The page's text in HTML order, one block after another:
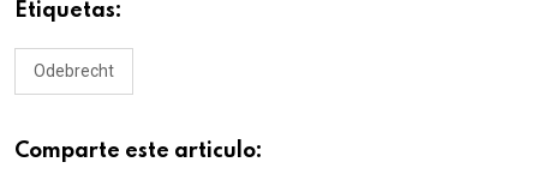
Etiquetas:
Odebrecht
Comparte este articulo: